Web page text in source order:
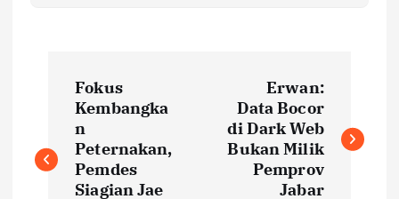
s
Fokus
Kembangka
n
Peternakan,
Pemdes
Siagian Jae
Erwan:
Data Bocor
di Dark Web
Bukan Milik
Pemprov
Jabar